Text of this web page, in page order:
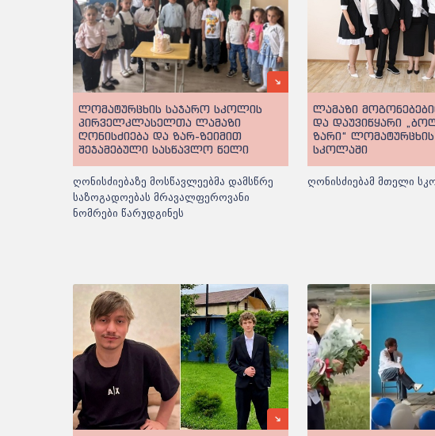
ლომატურცხის საჯარო სკოლის
პირველკლასელთა ლამაზი
ღონისძიება და ზარ-ზეიმით
შეჯამებული სასწავლო წელი
ღონისძიებაზე მოსწავლეებმა დამსწრე
საზოგადოებას მრავალფეროვანი
ნომრები წარუდგინეს
ლამაზი
და დაუვიწყარი
ზარი“
სკოლაში
ღონისძიებამ მთელი